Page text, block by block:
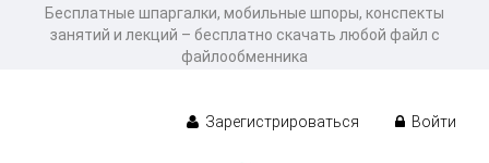
Бесплатные шпаргалки, мобильные шпоры, конспекты
занятий и лекций – бесплатно скачать любой файл с
файлообменника
Зарегистрироваться Войти